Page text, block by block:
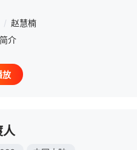
/ 赵慧楠
介
放
人